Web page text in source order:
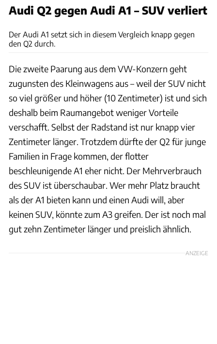
Audi Q2 gegen Audi A1 – SUV verliertAudi
Der Audi A1 setzt sich in diesem Vergleich knapp gegen
den Q2 durch.
Die zweite Paarung aus dem VW-Konzern geht
zugunsten des Kleinwagens aus – weil der SUV nicht
so viel größer und höher (10 Zentimeter) ist und sich
deshalb beim Raumangebot weniger Vorteile
verschafft. Selbst der Radstand ist nur knapp vier
Zentimeter länger. Trotzdem dürfte der Q2 für junge
Familien in Frage kommen, der flotter
beschleunigende A1 eher nicht. Der Mehrverbrauch
des SUV ist überschaubar. Wer mehr Platz braucht
als der A1 bieten kann und einen Audi will, aber
keinen SUV, könnte zum A3 greifen. Der ist noch mal
gut zehn Zentimeter länger und preislich ähnlich.
ANZEIGE